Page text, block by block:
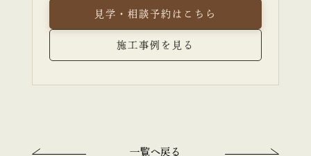
見学・相談予約はこちら
施工事例を見る
一覧へ戻る